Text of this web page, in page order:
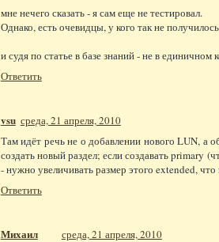
мне нечего сказать - я сам еще не тестировал.
Однако, есть очевидцы, у кого так не
и судя по статье в базе знаний - не в единичном
Ответить
vsu среда, 21 апреля, 2010
Там идёт речь не о добавлении нового LUN, а
создать новый раздел; если создавать primary
- нужно увеличивать размер этого extended,
Ответить
Михаил
среда, 21 апреля, 2010